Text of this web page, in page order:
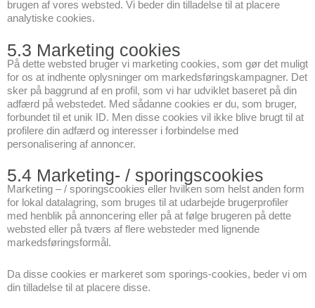
brugen af vores websted. Vi beder din tilladelse til at placere
analytiske cookies.
5.3 Marketing cookies
På dette websted bruger vi marketing cookies, som gør det muligt
for os at indhente oplysninger om markedsføringskampagner. Det
sker på baggrund af en profil, som vi har udviklet baseret på din
adfærd på webstedet. Med sådanne cookies er du, som bruger,
forbundet til et unik ID. Men disse cookies vil ikke blive brugt til at
profilere din adfærd og interesser i forbindelse med
personalisering af annoncer.
5.4 Marketing- / sporingscookies
Marketing – / sporingscookies eller hvilken som helst anden form
for lokal datalagring, som bruges til at udarbejde brugerprofiler
med henblik på annoncering eller på at følge brugeren på dette
websted eller på tværs af flere websteder med lignende
markedsføringsformål.
Da disse cookies er markeret som sporings-cookies, beder vi om
din tilladelse til at placere disse.